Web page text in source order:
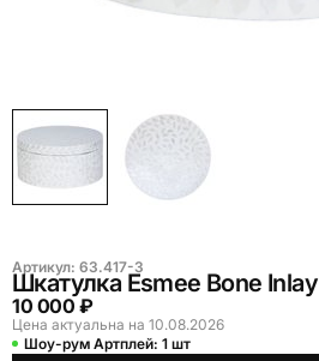
Артикул: 63.417-3
Шкатулка Esmee Bone Inlay
10 000 ₽
Цена актуальна на 10.08.2026
Шоу-рум Артплей: 1 шт